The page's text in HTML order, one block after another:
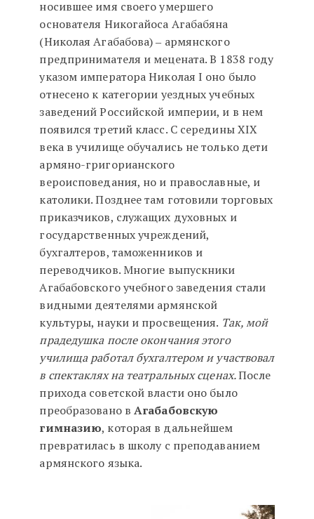
носившее имя своего умершего
основателя Никогайоса Агабабяна
(Николая Агабабова) ‒ армянского
предпринимателя и мецената. В 1838 году
указом императора Николая I оно было
отнесено к категории уездных учебных
заведений Российской империи, и в нем
появился третий класс. С середины XIX
века в училище обучались не только дети
армяно-григорианского
вероисповедания, но и православные, и
католики. Позднее там готовили торговых
приказчиков, служащих духовных и
государственных учреждений,
бухгалтеров, таможенников и
переводчиков. Многие выпускники
Агабабовского учебного заведения стали
видными деятелями армянской
культуры, науки и просвещения. Так, мой
прадедушка после окончания этого
училища работал бухгалтером и участвовал
в спектаклях на театральных сценах.После
прихода советской власти оно было
преобразовано вАгабабовскую
гимназию, которая в дальнейшем
превратилась в школу с преподаванием
армянского языка.